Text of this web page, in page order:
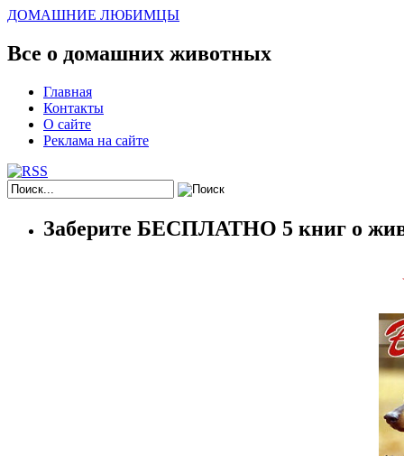
ДОМАШНИЕ ЛЮБИМЦЫ
Все о домашних животных
Главная
Контакты
О сайте
Реклама на сайте
Заберите БЕСПЛАТНО 5 книг о